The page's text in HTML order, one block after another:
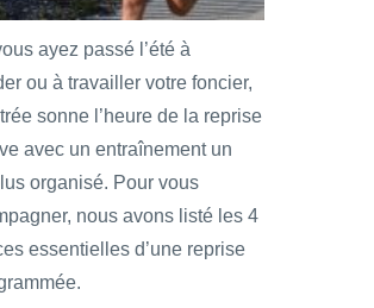
ayez passé l’été à
ou à travailler votre foncier,
sonne l’heure de la reprise
avec un entraînement un
organisé. Pour vous
nous avons listé les 4
essentielles d’une reprise